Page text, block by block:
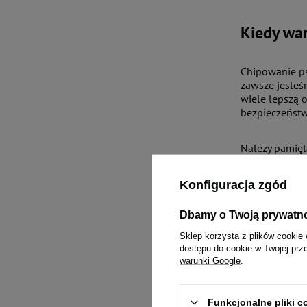
Kiedy
Chipowanie
zawsze
wiele lepszą
Należy
lokalizacji
Jak
Urządzenie
zwierzęcia
nie ma już
Konfiguracja zgód
Dbamy o Twoją
Sklep korzysta z plików cookie
dostępu do cookie w Twojej
warunki Google
Funkcjonalne pliki